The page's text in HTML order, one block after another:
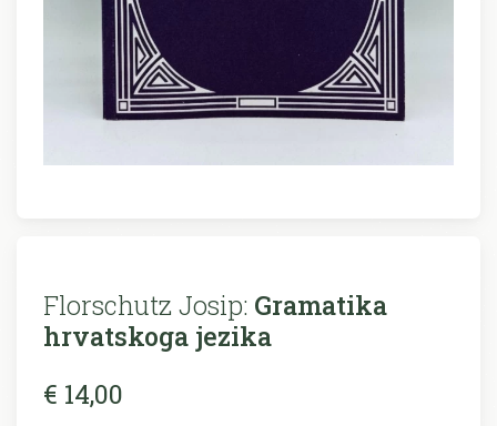
Florschutz Josip: Gramatika
hrvatskoga jezika
€ 14,00